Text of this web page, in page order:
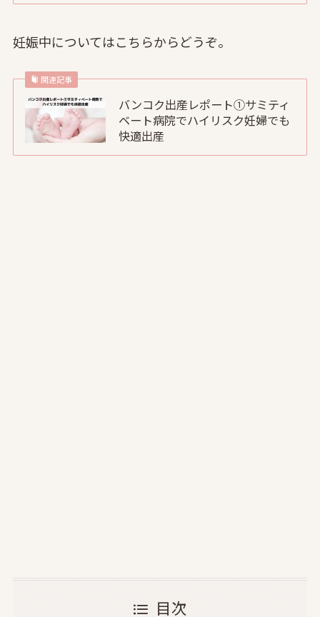
妊娠中についてはこちらからどうぞ。
関連記事
バンコク出産レポート①サミティ
ベート病院でハイリスク妊婦でも
快適出産
目次